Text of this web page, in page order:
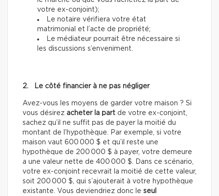
votre ex-conjoint);
Le notaire vérifiera votre état
matrimonial et l’acte de propriété;
Le médiateur pourrait être nécessaire si
les discussions s’enveniment.
2. Le côté financier à ne pas négliger
Avez-vous les moyens de garder votre maison ? Si
vous désirez acheter la part de votre ex-conjoint,
sachez qu’il ne suffit pas de payer la moitié du
montant de l’hypothèque. Par exemple, si votre
maison vaut 600 000 $ et qu’il reste une
hypothèque de 200 000 $ à payer, votre demeure
a une valeur nette de 400 000 $. Dans ce scénario,
votre ex-conjoint recevrait la moitié de cette valeur,
soit 200 000 $, qui s’ajouterait à votre hypothèque
existante. Vous deviendriez donc le seul